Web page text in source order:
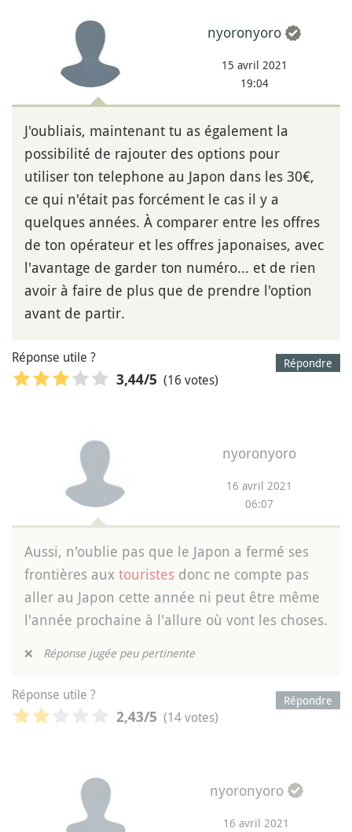
nyoronyoro
15 avril 2021
19:04
J'oubliais, maintenant tu as également la
possibilité de rajouter des options pour
utiliser ton telephone au Japon dans les 30€,
ce qui n'était pas forcément le cas il y a
quelques années. À comparer entre les offres
de ton opérateur et les offres japonaises, avec
l'avantage de garder ton numéro... et de rien
avoir à faire de plus que de prendre l'option
avant de partir.
Répondre
Réponse utile ?
3,44/5 (16 votes)
nyoronyoro
16 avril 2021
06:07
Aussi, n'oublie pas que le Japon a fermé ses
frontières aux touristes donc ne compte pas
aller au Japon cette année ni peut être même
l'année prochaine à l'allure où vont les choses.
❌ Réponse jugée peu pertinente
Répondre
Réponse utile ?
2,43/5 (14 votes)
nyoronyoro
16 avril 2021